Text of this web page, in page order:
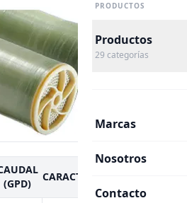
PRODUCTOS
Productos
29 categorías
Marcas
Nosotros
Contacto
(GPD)
CARACTERISTICAS